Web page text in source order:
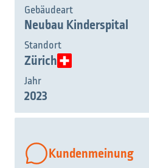
Gebäudeart
Neubau Kinderspital
Standort
Zürich
Jahr
2023
Kundenmeinung